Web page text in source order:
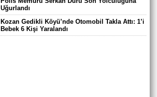
Uğurlandı
Kozan Gedikli Köyü’nde Otomobil Takla Attı: 1’i
Bebek 6 Kişi Yaralandı